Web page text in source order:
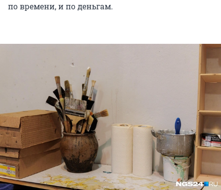
по времени, и по деньгам.